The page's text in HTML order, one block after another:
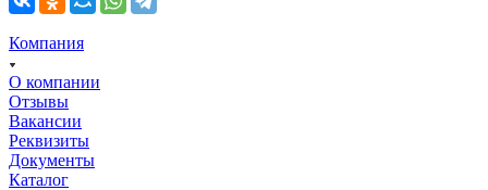
Компания
О компании
Отзывы
Вакансии
Реквизиты
Документы
Каталог